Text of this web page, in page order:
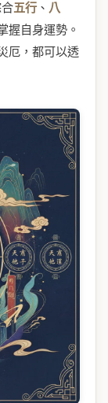
五行 、 八
握自身運勢。
厄，都可以透